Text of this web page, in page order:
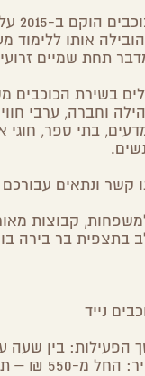
אותו ללימוד
תחת שמיים
בשירת הכוכבים
וחברה, ערבי
בתי ספר, חוגי
קשר ונתאים
קבוצות
בתצפית בר בירה
נייד
הפעילות: בין שעה עד 4
מ-550 ₪ – תלוי בגודל הקבוצה